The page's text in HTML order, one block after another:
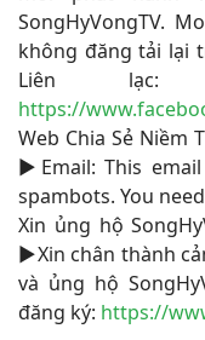
SongHyVongTV.
không đăng tải lại
Liên lạc:
https://
Web Chia Sẻ Niềm
▶Email:This
spambots. You
Xin ủng hộ
▶Xin chân thành
và ủng hộ
đăng ký: https://